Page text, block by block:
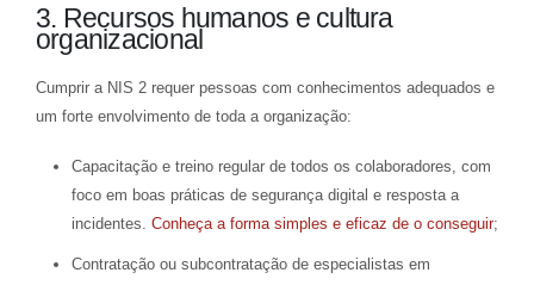
3. Recursos humanos e cultura
organizacional
Cumprir a NIS 2 requer pessoas com conhecimentos adequados e
um forte envolvimento de toda a organização:
Capacitação e treino regular de todos os colaboradores, com
foco em boas práticas de segurança digital e resposta a
incidentes. Conheça a forma simples e eficaz de o conseguir;
Contratação ou subcontratação de especialistas em